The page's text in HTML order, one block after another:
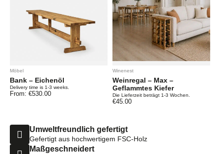
Möbel
Bank – Eichenöl
Delivery time is 1-3 weeks.
From: €530.00
Winenest
Weinregal – Max –
Geflammtes Kiefer
Die Lieferzeit beträgt 1-3 Wochen.
€45.00
Umweltfreundlich gefertigt
Gefertigt aus hochwertigem FSC-Holz
Maßgeschneidert